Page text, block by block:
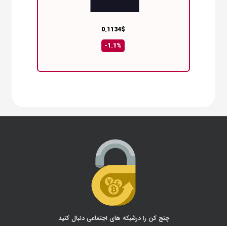
0.1134$
-1.1%
چنج کن را درشبکه های اجتماعی دنبال کنید